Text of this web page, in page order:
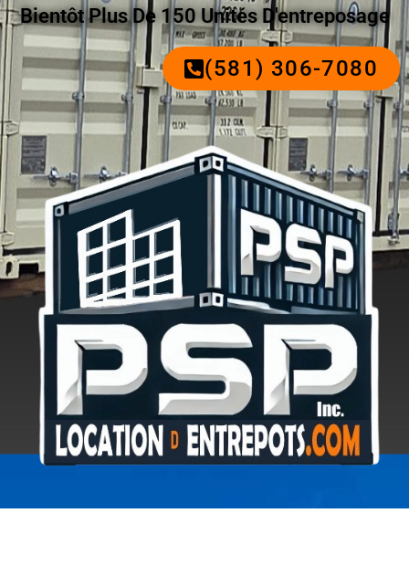
Bientôt Plus De 150 Unités D'entreposage
(581) 306-7080